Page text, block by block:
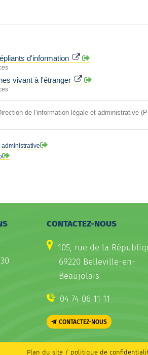
de l'information légale et administrative
d'information
vivant à l'étranger
CONTACTEZ-NOUS
105, rue de la
69220 Belleville-en-
Beaujolais
04 74 06 11 11
CONTACTEZ-NOUS
Plan du site/ politique de